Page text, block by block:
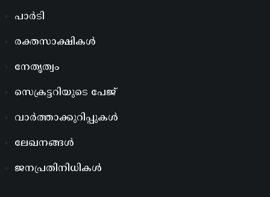
പാർടി
രക്തസാക്ഷികൾ
നേതൃത്വം
സെക്രട്ടറിയുടെ പേജ്
വാർത്താക്കുറിപ്പുകൾ
ലേഖനങ്ങൾ
ജനപ്രതിനിധികൾ